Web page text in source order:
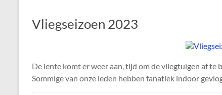
Vliegseizoen 2023
De lente komt er weer aan, tijd om de vliegtuigen af te
Sommige van onze leden hebben fanatiek indoor